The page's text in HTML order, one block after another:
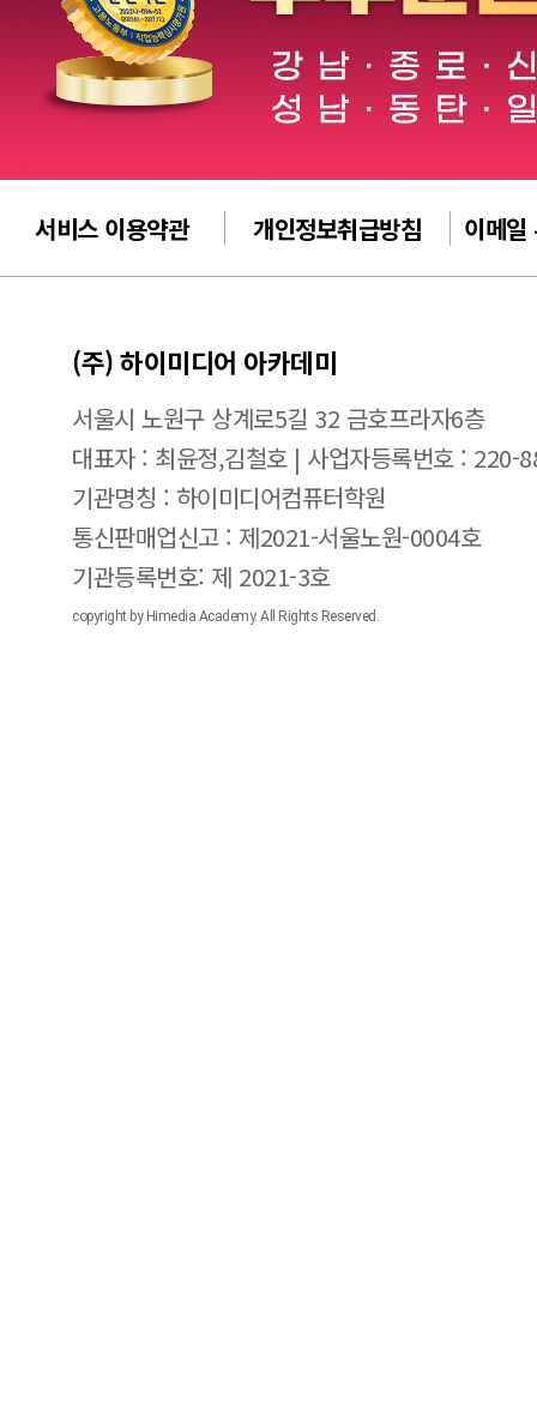
서비스 이용약관 개인정보취급방침 이메일
(주) 하이미디어 아카데미
서울시 노원구 상계로5길 32 금호프라자6층
대표자 : 최윤정,김철호 | 사업자등록번호 : 220-
기관명칭 : 하이미디어컴퓨터학원
통신판매업신고 : 제2021-서울노원-0004호
기관등록번호: 제 2021-3호
copyright by Himedia Academy. All Rights Reserved.